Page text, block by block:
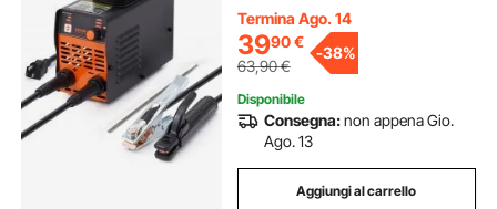
MMA per Saldatura Portatile
Termina Ago. 14
3990€
63,90€
-38%
Disponibile
Consegna:non appena Gio.
Ago. 13
Aggiungi al carrello